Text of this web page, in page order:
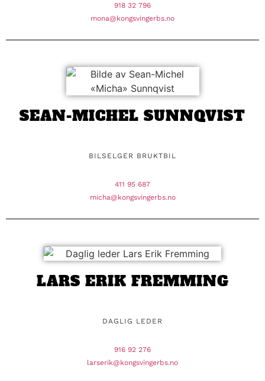
918 32 796
mona@kongsvingerbs.no
SEAN-MICHEL SUNNQVIST
BILSELGER BRUKTBIL
411 95 687
micha@kongsvingerbs.no
LARS ERIK FREMMING
DAGLIG LEDER
916 92 276
larserik@kongsvingerbs.no